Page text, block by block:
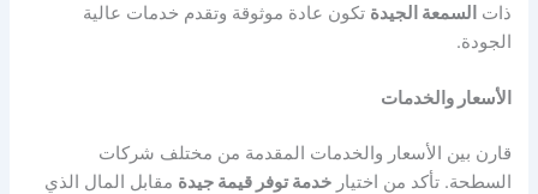
ذات السمعة الجيدة تكون عادة موثوقة وتقدم خدمات عالية
الجودة.
الأسعار والخدمات
قارن بين الأسعار والخدمات المقدمة من مختلف شركات
السطحة. تأكد من اختيارخدمة توفر قيمة جيدة مقابل المال الذي